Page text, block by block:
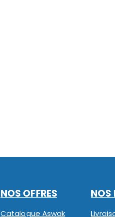
NOS OFFRES
Catalogue Aswak
NOS